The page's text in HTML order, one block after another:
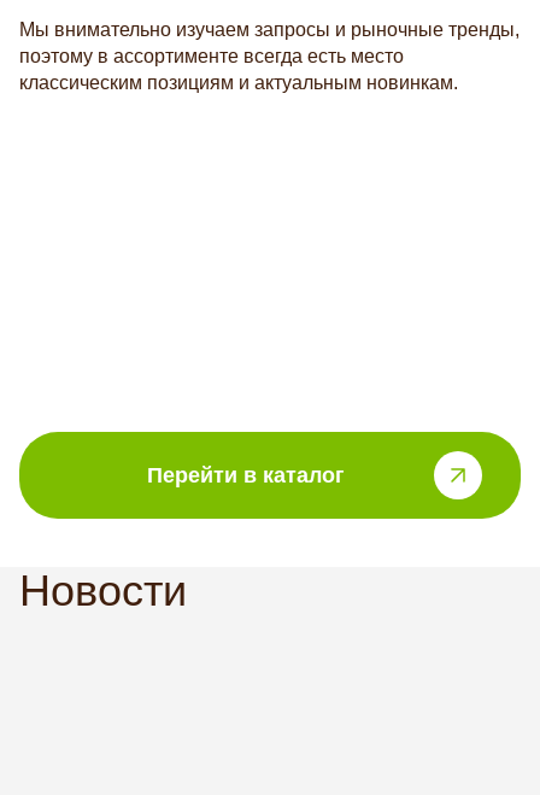
Мы внимательно изучаем запросы и рыночные тренды,
поэтому в ассортименте всегда есть место
классическим позициям и актуальным новинкам.
Перейти в каталог
Новости